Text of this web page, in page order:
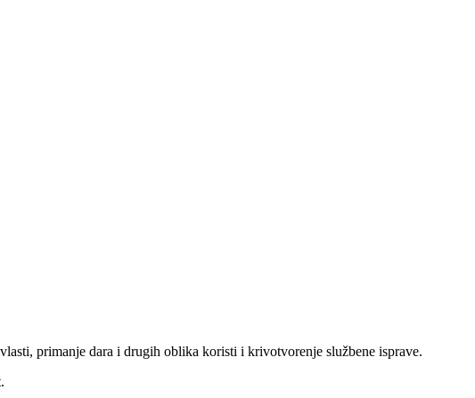
primanje dara i drugih oblika koristi i krivotvorenje službene isprave.